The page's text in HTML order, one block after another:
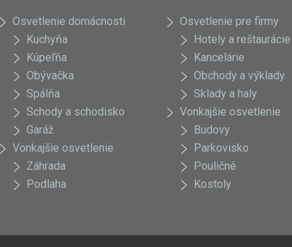
Osvetlenie domácnosti
Kuchyňa
Kúpeľňa
Obývačka
Spálňa
Schody a schodisko
Garáž
Vonkajšie osvetlenie
Záhrada
Podlaha
Osvetlenie pre firmy
Hotely a reštaurácie
Kancelárie
Obchody a výklady
Sklady a haly
Vonkajšie osvetlenie
Budovy
Parkovisko
Pouličné
Kostoly